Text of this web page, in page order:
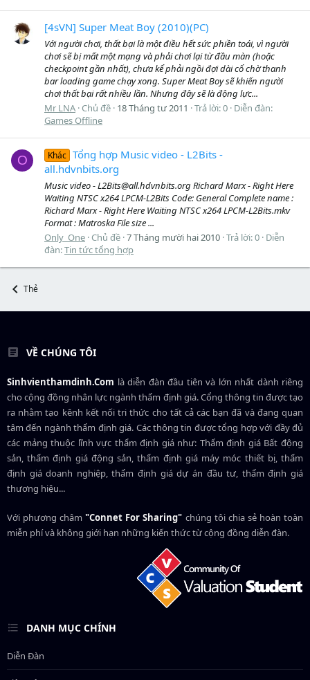
[4sVN] Super Meat Boy (2010)(PC)
Với người chơi, thất bại là một điều hết sức phiền toái, vì người
chơi sẽ bị mất một mạng và phải chơi lại từ đầu màn (hoặc
checkpoint gần nhất), chưa kể phải ngồi đợi dài cổ chờ thanh
bar loading game chạy xong. Super Meat Boy sẽ khiến người
chơi thất bại rất nhiều lần. Nhưng đây sẽ là động lực...
Mr LNA Chủ đề 18 Tháng tư 2011 Trả lời: 0 Diễn đàn:
Games Offline
O Khác Tổng hợp Music video - L2Bits -
all.hdvnbits.org
Music video - L2Bits@all.hdvnbits.org Richard Marx - Right Here
Waiting NTSC x264 LPCM-L2Bits Code: General Complete name :
Richard Marx - Right Here Waiting NTSC x264 LPCM-L2Bits.mkv
Format : Matroska File size ...
Only_One Chủ đề 7 Tháng mười hai 2010 Trả lời: 0 Diễn
đàn:Tin tức tổng hợp
Thẻ
VỀ CHÚNG TÔI
Sinhvienthamdinh.Com là diễn đàn đầu tiên và lớn nhất dành riêng
cho cộng đồng nhân lực ngànhthẩm định giá. Cổng thông tin được tạo
ra nhằm tạo kênh kết nối tri thức cho tất cả các bạn đã và đang quan
tâm đến ngành thẩm định giá. Các thông tin được tổng hợp với đầy đủ
các mảng thuộc lĩnh vực thẩm định giá như: Thẩm định giá Bất động
sản, thẩm định giá động sản, thẩm định giá máy móc thiết bị, thẩm
định giá doanh nghiệp, thẩm định giá dự án đầu tư, thẩm định giá
thương hiệu...
Với phương châm"Connet For Sharing" chúng tôi chia sẻ hoàn toàn
miễn phí và không giới hạn những kiến thức từ cộng đồng diễn đàn.
DANH MỤC CHÍNH
Diễn Đàn